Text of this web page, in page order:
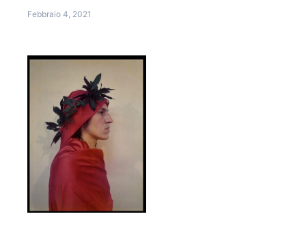
Febbraio 4, 2021